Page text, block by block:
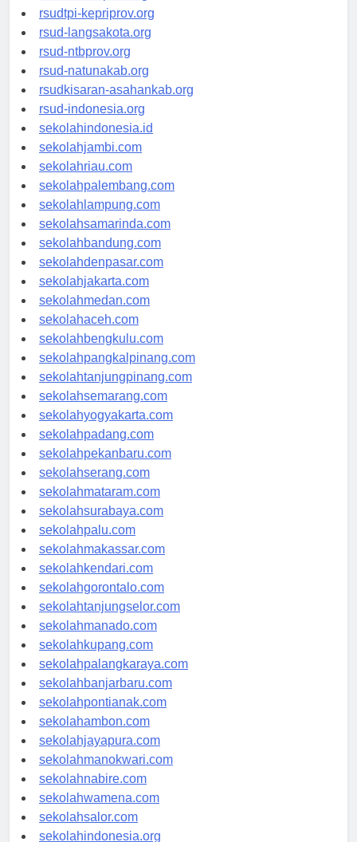
rsud-sulbarprov.org
rsudtpi-kepriprov.org
rsud-langsakota.org
rsud-ntbprov.org
rsud-natunakab.org
rsudkisaran-asahankab.org
rsud-indonesia.org
sekolahindonesia.id
sekolahjambi.com
sekolahriau.com
sekolahpalembang.com
sekolahlampung.com
sekolahsamarinda.com
sekolahbandung.com
sekolahdenpasar.com
sekolahjakarta.com
sekolahmedan.com
sekolahaceh.com
sekolahbengkulu.com
sekolahpangkalpinang.com
sekolahtanjungpinang.com
sekolahsemarang.com
sekolahyogyakarta.com
sekolahpadang.com
sekolahpekanbaru.com
sekolahserang.com
sekolahmataram.com
sekolahsurabaya.com
sekolahpalu.com
sekolahmakassar.com
sekolahkendari.com
sekolahgorontalo.com
sekolahtanjungselor.com
sekolahmanado.com
sekolahkupang.com
sekolahpalangkaraya.com
sekolahbanjarbaru.com
sekolahpontianak.com
sekolahambon.com
sekolahjayapura.com
sekolahmanokwari.com
sekolahnabire.com
sekolahwamena.com
sekolahsalor.com